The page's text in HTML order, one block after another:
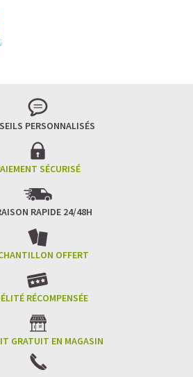
PERSONNALISÉS
SÉCURISÉ
RAPIDE 24/48H
OFFERT
RÉCOMPENSÉE
GRATUIT EN MAGASIN